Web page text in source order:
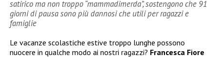
satirico ma non troppo “mammadimerda”, sostengono che 91
giorni di pausa sono più dannosi che utili per ragazzi e
famiglie
Le vacanze scolastiche estive troppo lunghe possono
nuocere in qualche modo ai nostri ragazzi? Francesca Fiore